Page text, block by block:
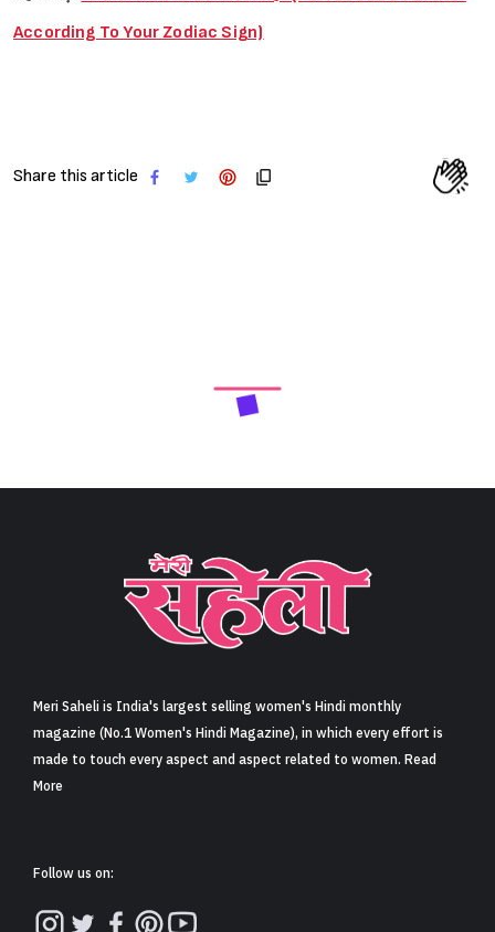
According To Your Zodiac Sign)
Share this article
Meri Saheli is India's largest selling women's Hindi monthly
magazine (No.1 Women's Hindi Magazine), in which every effort is
made to touch every aspect and aspect related to women. Read
More
Follow us on: